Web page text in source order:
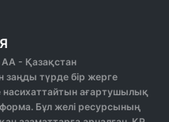
- Қазақстан
түрде бір жерге
ағартушылық
Бұл желі ресурсының